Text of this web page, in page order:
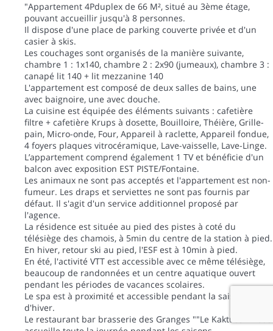
"Appartement 4Pduplex de 66 M², situé au 3ème étage,
pouvant accueillir jusqu'à 8 personnes.
Il dispose d'une place de parking couverte privée et d'un
casier à skis.
Les couchages sont organisés de la manière suivante,
chambre 1 : 1x140, chambre 2 : 2x90 (jumeaux), chambre 3 :
canapé lit 140 + lit mezzanine 140
L'appartement est composé de deux salles de bains, une
avec baignoire, une avec douche.
La cuisine est équipée des éléments suivants : cafetière
filtre + cafetière Krups à dosette, Bouilloire, Théière, Grille-
pain, Micro-onde, Four, Appareil à raclette, Appareil fondue,
4 foyers plaques vitrocéramique, Lave-vaisselle, Lave-Linge.
L’appartement comprend également 1 TV et bénéficie d'un
balcon avec exposition EST PISTE/Fontaine.
Les animaux ne sont pas acceptés et l'appartement est non-
fumeur. Les draps et serviettes ne sont pas fournis par
défaut. Il s'agit d'un service additionnel proposé par
l'agence.
La résidence est située au pied des pistes à coté du
télésiège des chamois, à 5min du centre de la station à pied.
En hiver, retour ski au pied, l'ESF est à 10min à pied.
En été, l'activité VTT est accessible avec ce même télésiège,
beaucoup de randonnées et un centre aquatique ouvert
pendant les périodes de vacances scolaires.
Le spa est à proximité et accessible pendant la saison
d'hiver.
Le restaurant bar brasserie des Granges ""Le Kaktuss"" vous